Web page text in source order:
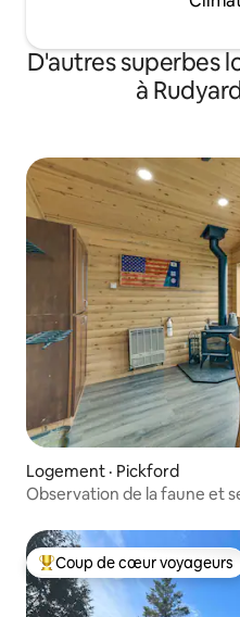
D'autres superbes
à
Logement · Pickford
Observation de la faune et
Coup de cœur voyageurs
Coup de cœur voyageurs